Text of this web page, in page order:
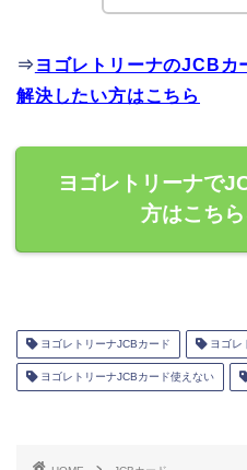
⇒ ヨゴレトリーナのJCBカ
解決したい方はこちら
ヨゴレトリーナで
方はこち
ヨゴレトリーナJCBカード ヨゴレ
ヨゴレトリーナJCBカード使えない